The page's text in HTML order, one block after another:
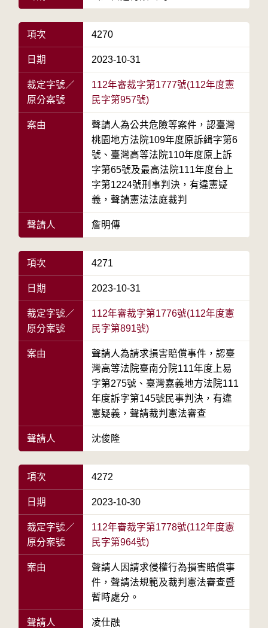
項次 4270
日期 2023-10-31
裁定字號／
原分案號
112年審裁字第1777號(112年度憲
民字第957號)
案由
聲請人為公共危險等案件，認臺灣
桃園地方法院109年度原訴緝字第6
號、臺灣高等法院110年度原上訴
字第65號及最高法院111年度台上
字第1224號刑事判決，有違憲疑
義，聲請憲法法庭裁判
聲請人 詹明傳
項次 4271
日期 2023-10-31
裁定字號／
原分案號
112年審裁字第1776號(112年度憲
民字第891號)
案由
聲請人為請求損害賠償事件，認臺
灣高等法院臺南分院111年度上易
字第275號、臺灣嘉義地方法院111
年度訴字第145號民事判決，有違
憲疑義，聲請裁判憲法審查
聲請人 沈俊隆
項次 4272
日期 2023-10-30
裁定字號／
原分案號
112年審裁字第1778號(112年度憲
民字第964號)
案由
聲請人因請求侵權行為損害賠償事
件，聲請法規範及裁判憲法審查暨
暫時處分。
聲請人 凌仕融